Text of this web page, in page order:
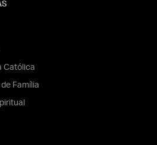
Católica
Família